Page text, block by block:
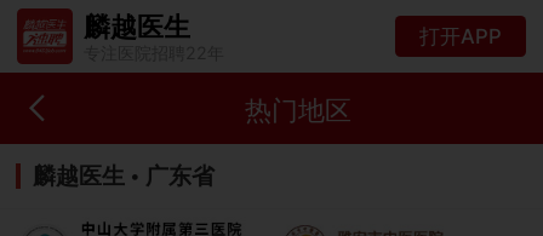
麟越医生 打开APP
热门地区
麟越医生 • 广东省